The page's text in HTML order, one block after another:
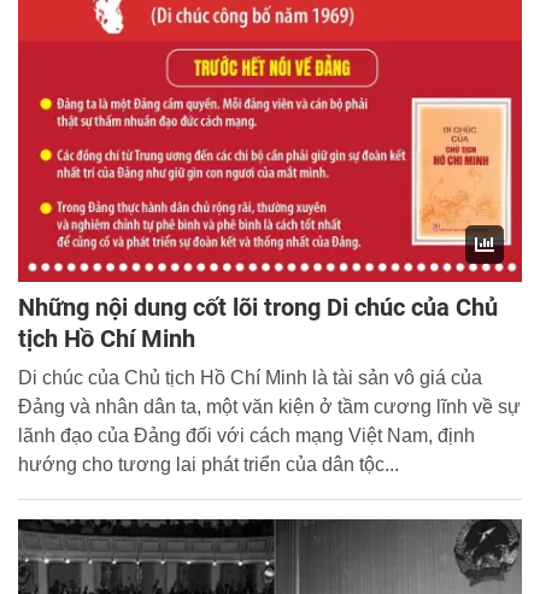
Những nội dung cốt lõi trong Di chúc của Chủ
tịch Hồ Chí Minh
Di chúc của Chủ tịch Hồ Chí Minh là tài sản vô giá của
Đảng và nhân dân ta, một văn kiện ở tầm cương lĩnh về sự
lãnh đạo của Đảng đối với cách mạng Việt Nam, định
hướng cho tương lai phát triển của dân tộc...